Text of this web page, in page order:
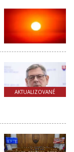
AKTUALIZOVANÉ